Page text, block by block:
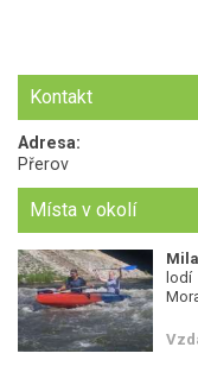
Kontakt
Adresa:
Přerov
Místa v okolí